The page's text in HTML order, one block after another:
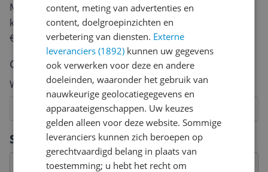
Specificaties
Met jouw mening help je andere bezoekers een betere
keuze te maken én maak je iedere maand kans op
€250,-!
Klik hier voor de actievoorwaarden.
Cijfer
Welk cijfer geef jij dit product?
7
6
5
4
3
2
content, meting van advertenties en
content, doelgroepinzichten en
verbetering van diensten. Externe
leveranciers (1892) kunnen uw gegevens
ook verwerken voor deze en andere
doeleinden, waaronder het gebruik van
nauwkeurige geolocatiegegevens en
apparaateigenschappen. Uw keuzes
gelden alleen voor deze website. Sommige
leveranciers kunnen zich beroepen op
gerechtvaardigd belang in plaats van
toestemming; u hebt het recht om